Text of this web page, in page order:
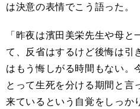
は決意の表情でこう語った。
「昨夜は濱田美栄先生や母
て、反省はするけど後悔は引
はもう悔しがる時間もない。
とって生死を分ける期間と言
来ているという自覚をしっか